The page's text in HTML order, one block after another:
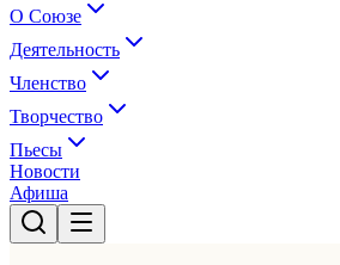
О Союзе
Деятельность
Членство
Творчество
Пьесы
Новости
Афиша